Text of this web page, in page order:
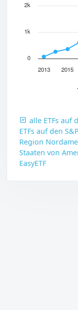
2013 2015
0
1k
2k
alle ETFs auf
ETFs auf den
Region
Staaten von
EasyETF